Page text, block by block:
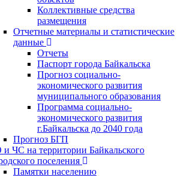
Коллективные средства
размещения
Отчетные материалы и статистические
данные
Отчеты
Паспорт города Байкальска
Прогноз социально-
экономического развития
муниципального образования
Программа социально-
экономического развития
г.Байкальска до 2040 года
Прогноз БГП
ЧС на территории Байкальского
поселения
Памятки населению